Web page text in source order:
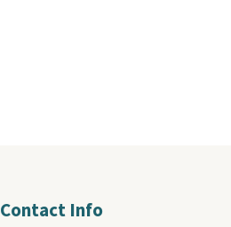
Contact Info